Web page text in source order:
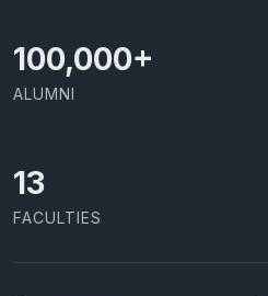
100,000+
ALUMNI
13
FACULTIES